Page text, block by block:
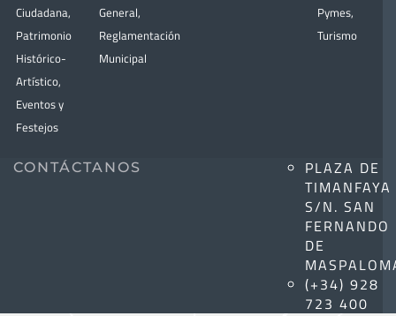
Ciudadana,
Patrimonio
Histórico-
Artístico,
Eventos y
Festejos
General,
Reglamentación
Municipal
Pymes,
Turismo
CONTÁCTANOS
PLAZA DE
TIMANFAYA
S/N. SAN
FERNANDO
DE
(+34) 928
723 400